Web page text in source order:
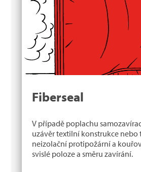
Fiberseal
V případě poplachu
uzávěr textilní konstrukce nebo
neizolační protipožární a
svislé poloze a směru zavírání.